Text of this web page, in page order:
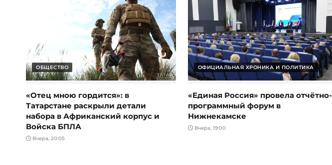
ОБЩЕСТВО
«Отец мною гордится»: в
Татарстане раскрыли детали
набора в Африканский корпус и
Войска БПЛА
Вчера, 20:05
ОФИЦИАЛЬНАЯ ХРОНИКА И ПОЛИТИКА
«Единая Россия» провела отчётно-
программный форум в
Нижнекамске
Вчера, 19:00